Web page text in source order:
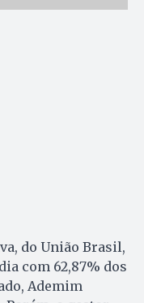
do União Brasil,
com 62,87% dos
Ademim